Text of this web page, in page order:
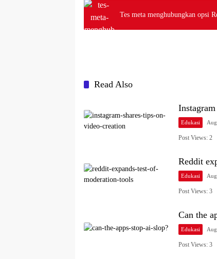
Tes meta menghubungkan opsi
Read Also
Edukasi
Post Views: 2
Reddit
Edukasi
Post Views: 3
Can the
Edukasi
Post Views: 3